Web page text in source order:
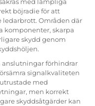
böjradie för att
ledarbrott. Områden där
komponenter, skarpa
skydd genom
anslutningar förhindrar
signalkvaliteten
med
men korrekt
skyddsåtgärder kan